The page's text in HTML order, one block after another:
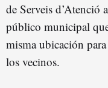
de Serveis d’Atenció
público municipal
misma ubicación para
los vecinos.